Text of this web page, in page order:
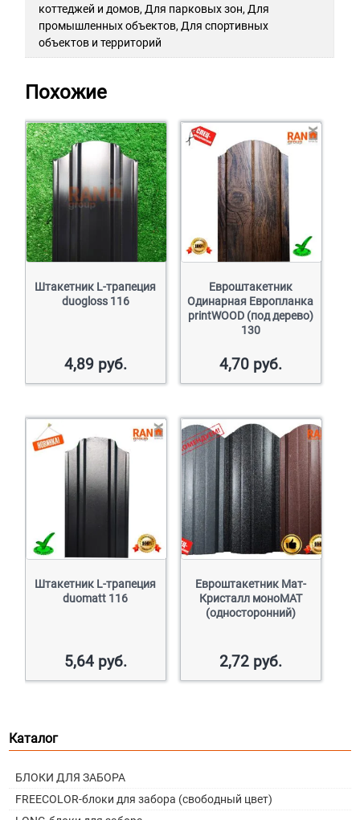
коттеджей и домов, Для парковых зон, Для
промышленных объектов, Для спортивных
объектов и территорий
Похожие
Штакетник L-трапеция
duogloss 116
4,89 руб.
Евроштакетник
Одинарная Европланка
printWOOD (под дерево)
130
4,70 руб.
Штакетник L-трапеция
duomatt 116
5,64 руб.
Евроштакетник Мат-
Кристалл моноМАТ
(односторонний)
2,72 руб.
Каталог
БЛОКИ ДЛЯ ЗАБОРА
FREECOLOR-блоки для забора (свободный цвет)